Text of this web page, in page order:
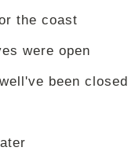
the coast
were open
been closed